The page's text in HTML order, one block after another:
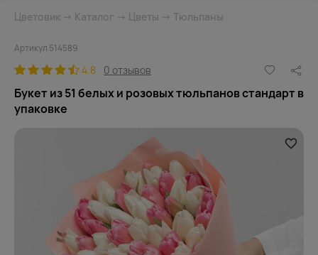
Цветовик → Каталог → Цветы → Тюльпаны
Артикул 514589
4.8 0 отзывов
Букет из 51 белых и розовых тюльпанов стандарт в
упаковке